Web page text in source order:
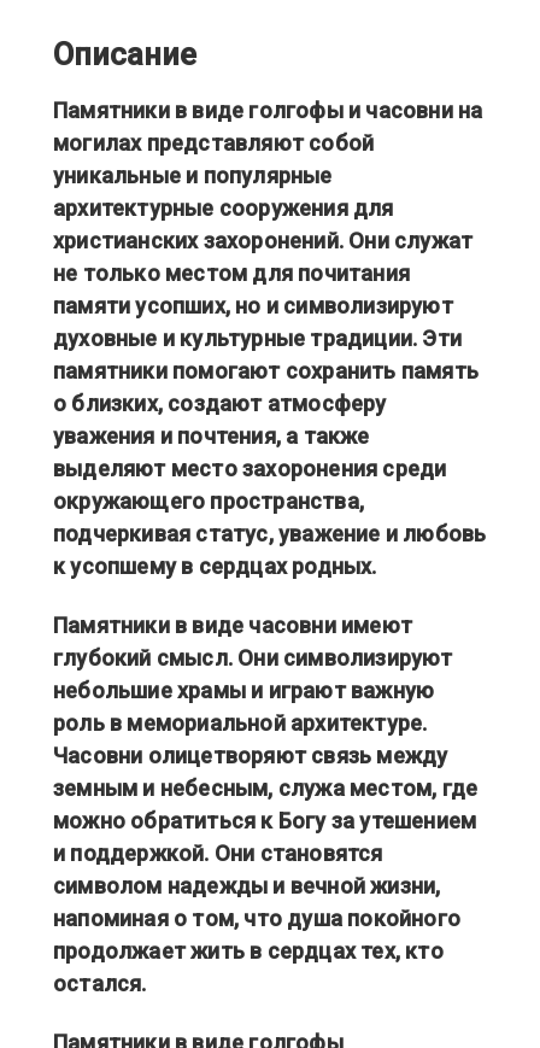
Описание
Памятники в виде голгофы и часовни на
могилах представляют собой
уникальные и популярные
архитектурные сооружения для
христианских захоронений. Они служат
не только местом для почитания
памяти усопших, но и символизируют
духовные и культурные традиции. Эти
памятники помогают сохранить память
о близких, создают атмосферу
уважения и почтения, а также
выделяют место захоронения среди
окружающего пространства,
подчеркивая статус, уважение и любовь
к усопшему в сердцах родных.
Памятники в виде часовни имеют
глубокий смысл. Они символизируют
небольшие храмы и играют важную
роль в мемориальной архитектуре.
Часовни олицетворяют связь между
земным и небесным, служа местом, где
можно обратиться к Богу за утешением
и поддержкой. Они становятся
символом надежды и вечной жизни,
напоминая о том, что душа покойного
продолжает жить в сердцах тех, кто
остался.